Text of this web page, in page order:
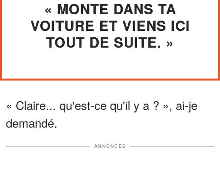
« MONTE DANS TA
VOITURE ET VIENS ICI
TOUT DE SUITE. »
« Claire... qu'est-ce qu'il y a ? », ai-je
demandé.
ANNONCES